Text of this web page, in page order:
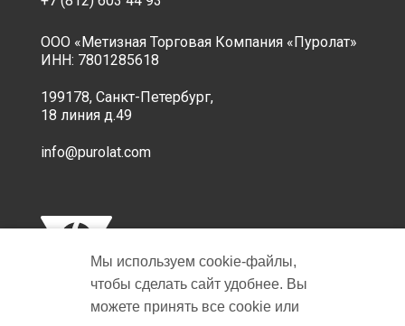
ООО «Метизная Торговая Компания «Пуролат»
ИНН: 7801285618
199178, Санкт-Петербург,
18 линия д.49
info@purolat.com
Мы используем cookie‑файлы,
чтобы сделать сайт удобнее. Вы
можете принять все cookie или